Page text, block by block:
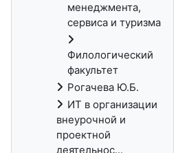
менеджмента,
сервиса и туризма
Филологический
факультет
Рогачева Ю.Б.
ИТ в организации
внеурочной и
проектной
деятельнос...